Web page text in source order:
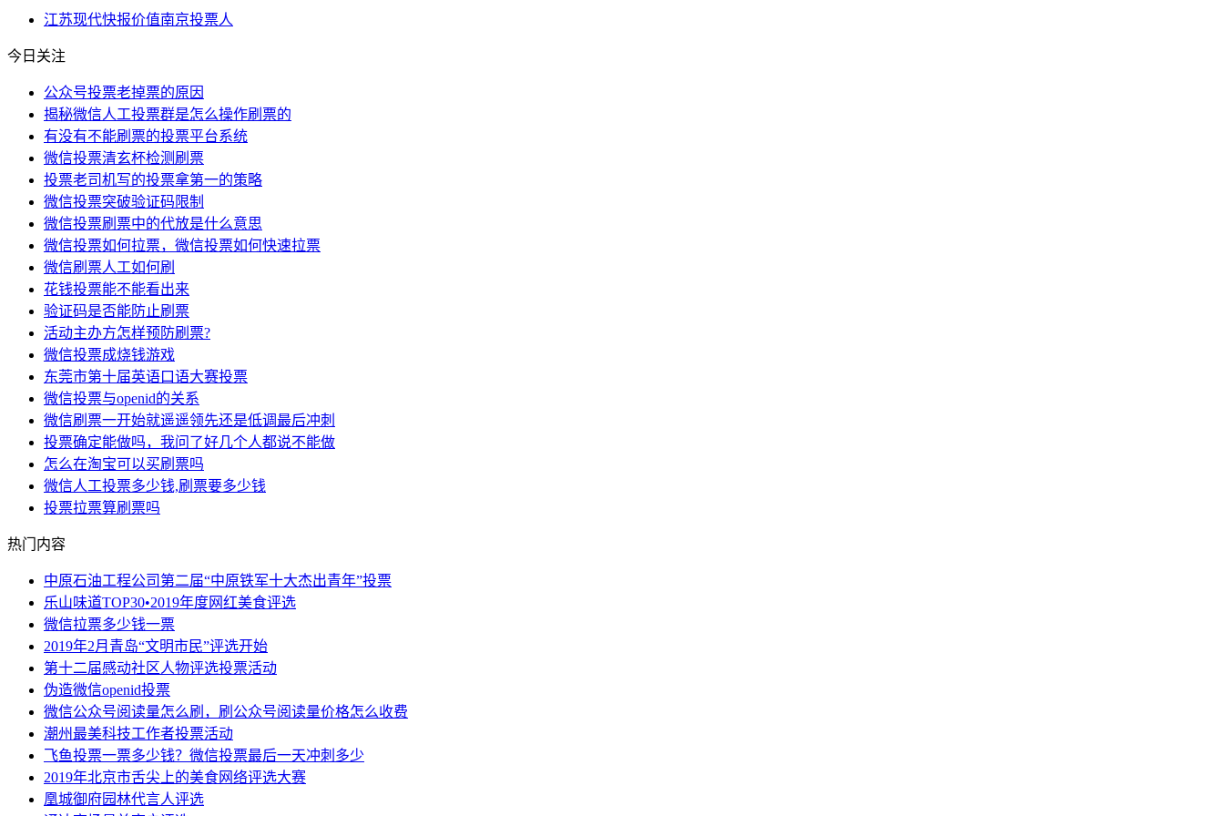
江苏现代快报价值南京投票人
今日关注
公众号投票老掉票的原因
揭秘微信人工投票群是怎么操作刷票的
有没有不能刷票的投票平台系统
微信投票清玄杯检测刷票
投票老司机写的投票拿第一的策略
微信投票突破验证码限制
微信投票刷票中的代放是什么意思
微信投票如何拉票，微信投票如何快速拉票
微信刷票人工如何刷
花钱投票能不能看出来
验证码是否能防止刷票
活动主办方怎样预防刷票?
微信投票成烧钱游戏
东莞市第十届英语口语大赛投票
微信投票与openid的关系
微信刷票一开始就遥遥领先还是低调最后冲刺
投票确定能做吗，我问了好几个人都说不能做
怎么在淘宝可以买刷票吗
微信人工投票多少钱,刷票要多少钱
投票拉票算刷票吗
热门内容
中原石油工程公司第二届“中原铁军十大杰出青年”投票
乐山味道TOP30•2019年度网红美食评选
微信拉票多少钱一票
2019年2月青岛“文明市民”评选开始
第十二届感动社区人物评选投票活动
伪造微信openid投票
微信公众号阅读量怎么刷，刷公众号阅读量价格怎么收费
潮州最美科技工作者投票活动
飞鱼投票一票多少钱？微信投票最后一天冲刺多少
2019年北京市舌尖上的美食网络评选大赛
凰城御府园林代言人评选